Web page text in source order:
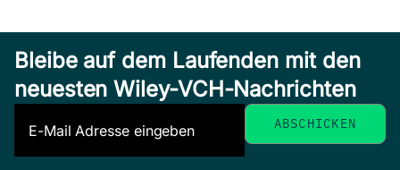
Bleibe auf dem Laufenden mit den
neuesten Wiley-VCH-Nachrichten